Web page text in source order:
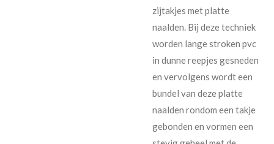
zijtakjes met platte
naalden. Bij deze techniek
worden lange stroken pvc
in dunne reepjes gesneden
en vervolgens wordt een
bundel van deze platte
naalden rondom een takje
gebonden en vormen een